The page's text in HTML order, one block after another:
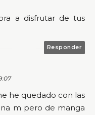
a disfrutar de tus
Responder
he quedado con las
m pero de manga